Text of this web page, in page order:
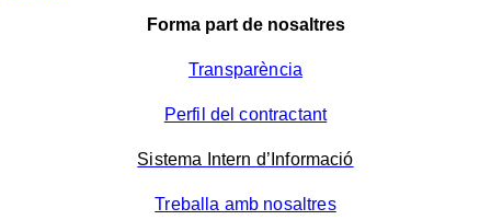
Forma part de nosaltres
Transparència
Perfil del contractant
Sistema Intern d’Informació
Treballa amb nosaltres